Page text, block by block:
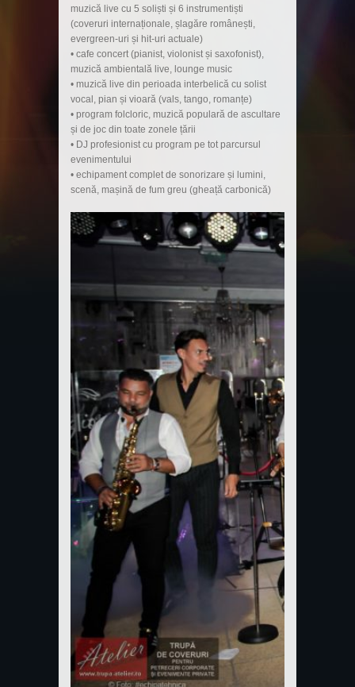
muzică live cu 5 soliști și 6 instrumentiști
(coveruri internaționale, șlagăre românești,
evergreen-uri și hit-uri actuale)
• cafe concert (pianist, violonist și saxofonist),
muzică ambientală live, lounge music
• muzică live din perioada interbelică cu solist
vocal, pian și vioară (vals, tango, romanțe)
• program folcloric, muzică populară de ascultare
și de joc din toate zonele țării
• DJ profesionist cu program pe tot parcursul
evenimentului
• echipament complet de sonorizare și lumini,
scenă, mașină de fum greu (gheață carbonică)